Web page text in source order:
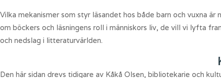
Vilka mekanismer som styr läsandet hos både barn och vuxna
om böckers och läsningens roll i människors liv, de vill vi lyfta
och nedslag i litteraturvärlden.
Den här sidan drevs tidigare av Kåkå Olsen, bibliotekarie och